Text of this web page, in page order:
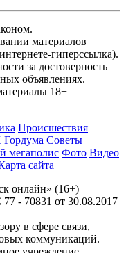
материалов
гиперссылка).
за достоверность
объявлениях.
18+
Происшествия
Гордума Советы
мегаполис Фото Видео
сайта
онлайн» (16+)
- 70831 от 30.08.2017
в сфере связи,
коммуникаций.